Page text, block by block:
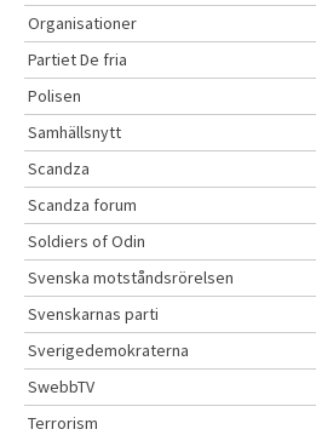
Organisationer
Partiet De fria
Polisen
Samhällsnytt
Scandza
Scandza forum
Soldiers of Odin
Svenska motståndsrörelsen
Svenskarnas parti
Sverigedemokraterna
SwebbTV
Terrorism